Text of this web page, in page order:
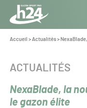
Panneau de gestion des
Aller au contenu
Toute
l’info
Pro
Vous
Accueil >Actualités>
NexaBlade, la
le gazon élite
CATÉGORIE :
ACTUALITÉS